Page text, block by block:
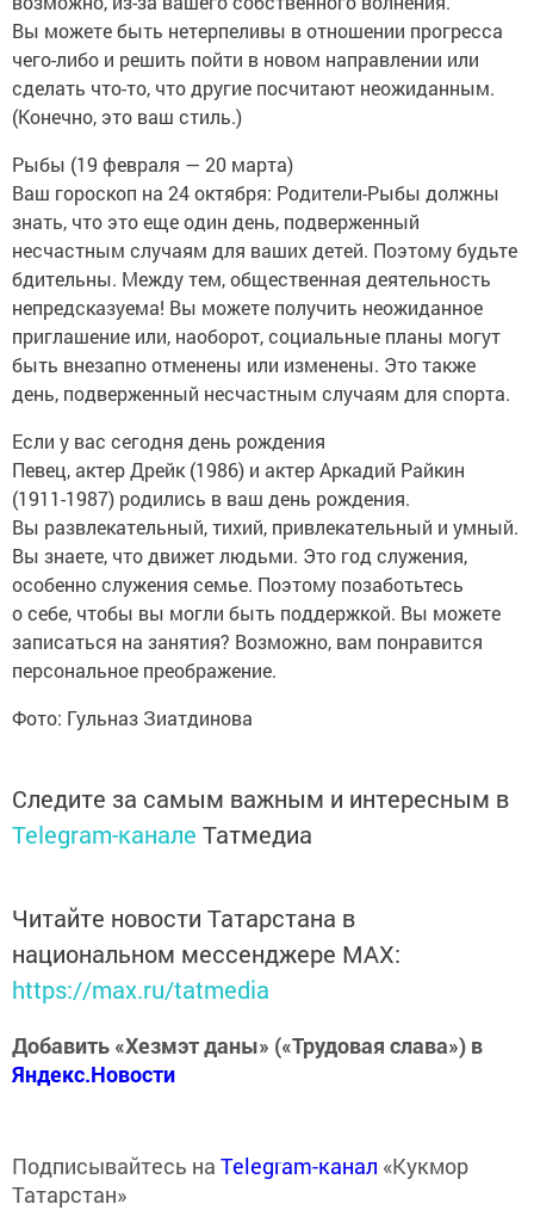
Вы можете быть нетерпеливы в отношении прогресса
чего-либо и решить пойти в новом направлении или
сделать что-то, что другие посчитают неожиданным.
(Конечно, это ваш стиль.)
Рыбы (19 февраля — 20 марта)
Ваш гороскоп на 24 октября: Родители-Рыбы должны
знать, что это еще один день, подверженный
несчастным случаям для ваших детей. Поэтому будьте
бдительны. Между тем, общественная деятельность
непредсказуема! Вы можете получить неожиданное
приглашение или, наоборот, социальные планы могут
быть внезапно отменены или изменены. Это также
день, подверженный несчастным случаям для спорта.
Если у вас сегодня день рождения
Певец, актер Дрейк (1986) и актер Аркадий Райкин
(1911-1987) родились в ваш день рождения.
Вы развлекательный, тихий, привлекательный и умный.
Вы знаете, что движет людьми. Это год служения,
особенно служения семье. Поэтому позаботьтесь
о себе, чтобы вы могли быть поддержкой. Вы можете
записаться на занятия? Возможно, вам понравится
персональное преображение.
Фото: Гульназ Зиатдинова
Следите за самым важным и интересным в
Telegram-канале Татмедиа
Читайте новости Татарстана в
национальном мессенджере MАХ:
https://max.ru/tatmedia
Добавить «Хезмэт даны» («Трудовая слава») в
Яндекс.Новости
Подписывайтесь на Telegram-канал «Кукмор
Татарстан»